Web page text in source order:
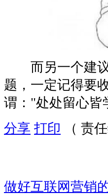
而另一个建议
题，一定记得要
谓："处处留心皆
分享 打印 （ 责
做好互联网营销